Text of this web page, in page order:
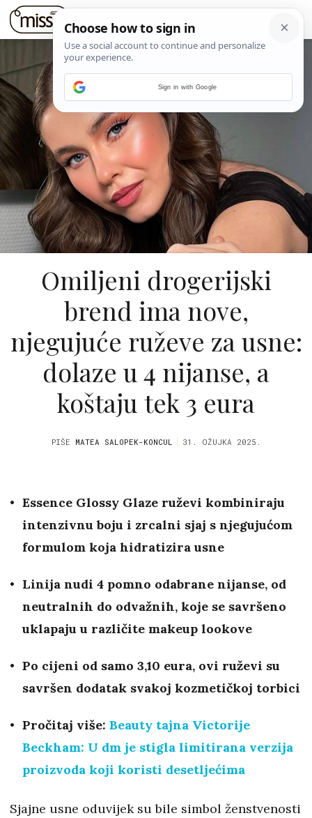
Omiljeni drogerijski
brend ima nove,
njegujuće ruževe za usne:
dolaze u 4 nijanse, a
koštaju tek 3 eura
PIŠE MATEA SALOPEK-KONCUL 31. OŽUJKA 2025.
Essence Glossy Glaze ruževi kombiniraju
intenzivnu boju i zrcalni sjaj s njegujućom
formulom koja hidratizira usne
Linija nudi 4 pomno odabrane nijanse, od
neutralnih do odvažnih, koje se savršeno
uklapaju u različite makeup lookove
Po cijeni od samo 3,10 eura, ovi ruževi su
savršen dodatak svakoj kozmetičkoj torbici
Pročitaj više: Beauty tajna Victorije
Beckham: U dm je stigla limitirana verzija
proizvoda koji koristi desetljećima
Sjajne usne oduvijek su bile simbol ženstvenosti
Sign in with Google